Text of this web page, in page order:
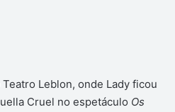
Leblon, onde Lady ficou
Cruel no espetáculo Os